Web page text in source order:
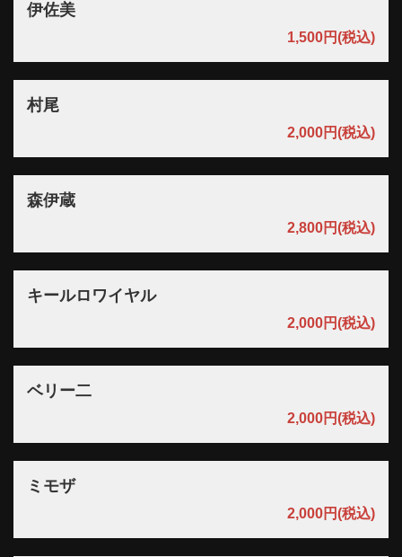
伊佐美
1,500円(税込)
村尾
2,000円(税込)
森伊蔵
2,800円(税込)
キールロワイヤル
2,000円(税込)
ベリー二
2,000円(税込)
ミモザ
2,000円(税込)